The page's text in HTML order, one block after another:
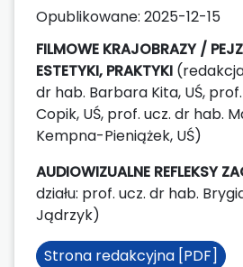
Opublikowane: 2025-12-15
FILMOWE KRAJOBRAZY /
ESTETYKI, PRAKTYKI
dr hab. Barbara Kita, UŚ,
Copik, UŚ, prof. ucz. dr hab.
Kempna-Pieniążek, UŚ)
AUDIOWIZUALNE REFLEKSY
działu: prof. ucz. dr hab.
Jądrzyk)
Strona redakcyjna [PDF]